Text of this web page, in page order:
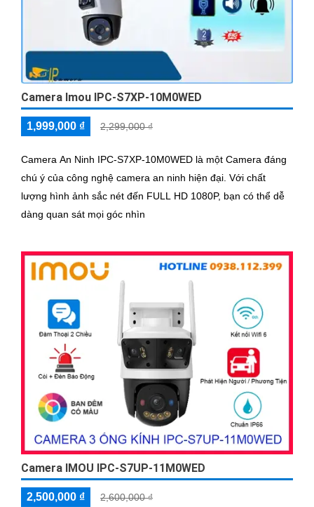
Camera Imou IPC-S7XP-10M0WED
1,999,000 ₫ 2,299,000 ₫
Camera An Ninh IPC-S7XP-10M0WED là một Camera đáng
chú ý của công nghệ camera an ninh hiện đại. Với chất
lượng hình ảnh sắc nét đến FULL HD 1080P, bạn có thể dễ
dàng quan sát mọi góc nhìn
Camera IMOU IPC-S7UP-11M0WED
2,500,000 ₫ 2,600,000 ₫